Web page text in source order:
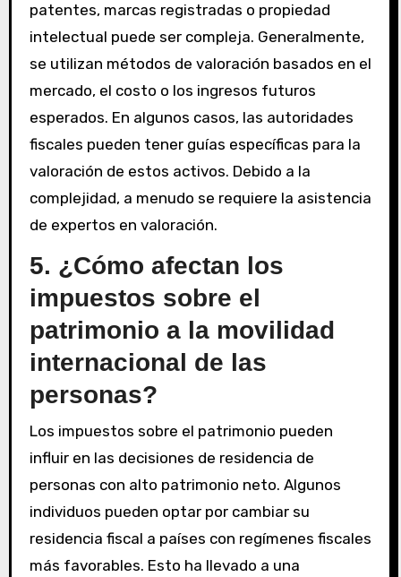
patentes, marcas registradas o propiedad
intelectual puede ser compleja. Generalmente,
se utilizan métodos de valoración basados en el
mercado, el costo o los ingresos futuros
esperados. En algunos casos, las autoridades
fiscales pueden tener guías específicas para la
valoración de estos activos. Debido a la
complejidad, a menudo se requiere la asistencia
de expertos en valoración.
5. ¿Cómo afectan los
impuestos sobre el
patrimonio a la movilidad
internacional de las
personas?
Los impuestos sobre el patrimonio pueden
influir en las decisiones de residencia de
personas con alto patrimonio neto. Algunos
individuos pueden optar por cambiar su
residencia fiscal a países con regímenes fiscales
más favorables. Esto ha llevado a una